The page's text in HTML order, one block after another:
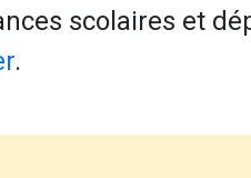
scolaires et
.